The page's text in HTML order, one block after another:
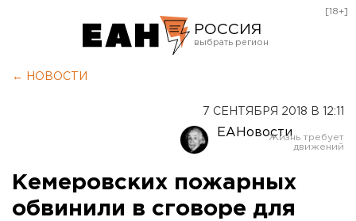
РОССИЯ
Оренбург
[18+]
← НОВОСТИ
7 СЕНТЯБРЯ 2018 В 12:11
ЕАНовости
Кемеровских пожарных
обвинили в сговоре для